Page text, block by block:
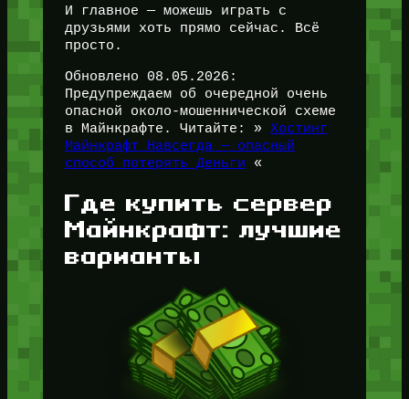
И главное — можешь играть с
друзьями хоть прямо сейчас. Всё
просто.
Обновлено 08.05.2026:
Предупреждаем об очередной очень
опасной около-мошеннической схеме
в Майнкрафте. Читайте: » Хостинг
Майнкрафт Навсегда — опасный
способ потерять Деньги «
Где купить сервер
Майнкрафт: лучшие
варианты